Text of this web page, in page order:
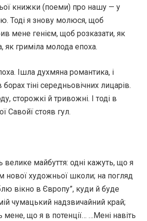
книжки (поеми) про нашу — у
Тоді я знову молюся, щоб
мене генієм, щоб розказати, як
як гриміла молода епоха.
Ішла духмяна романтика, і
тіні середньовічних лицарів.
сторожкі й тривожні. І тоді в
Савойї стояв гул.
велике майбуття: одні кажуть, що я
нової художньої школи; на погляд
вікно в Європу”, куди й буде
чумацький надзвичайний край;
мене, що я в потенції… …Мені навіть